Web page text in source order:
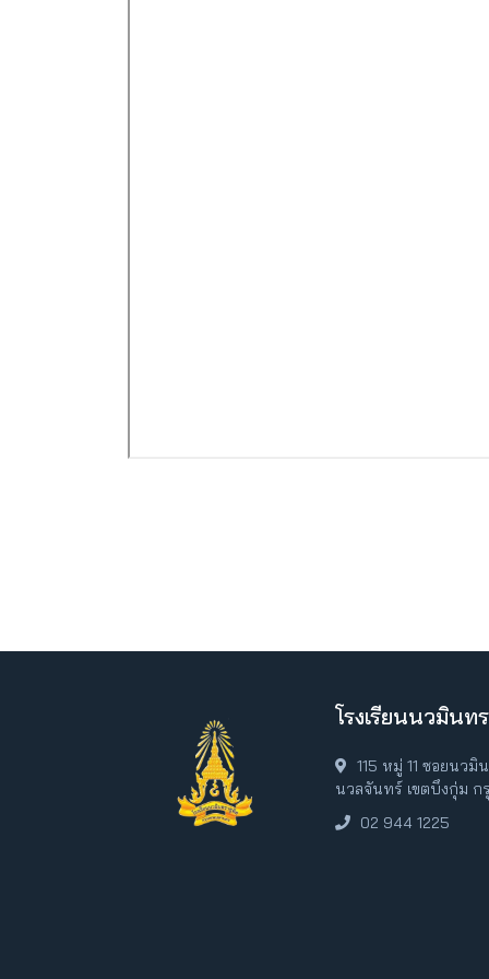
โรงเรียนนวมิน
115 หมู่ 11 ซอยนว
นวลจันทร์ เขตบึงกุ่ม ก
02 944 1225